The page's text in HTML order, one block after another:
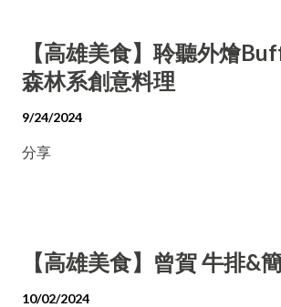
【高雄美食】聆聽外燴
森林系創意料理
9/24/2024
分享
【高雄美食】曾賀 牛排&
10/02/2024